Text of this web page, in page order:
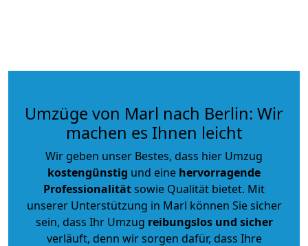
Umzüge von Marl nach Berlin: Wir
machen es Ihnen leicht
Wir geben unser Bestes, dass hier Umzug
kostengünstig und eine hervorragende
Professionalitätsowie Qualität bietet. Mit
unserer Unterstützung in Marl können Sie sicher
sein, dass Ihr Umzug reibungslos und sicher
verläuft, denn wir sorgen dafür, dass Ihre